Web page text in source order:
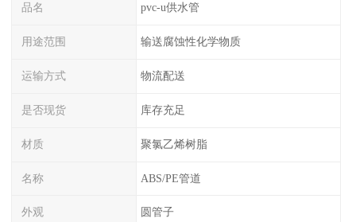
品名 pvc-u供水管
用途范围 输送腐蚀性化学物质
运输方式 物流配送
是否现货 库存充足
材质 聚氯乙烯树脂
名称 ABS/PE管道
外观 圆管子